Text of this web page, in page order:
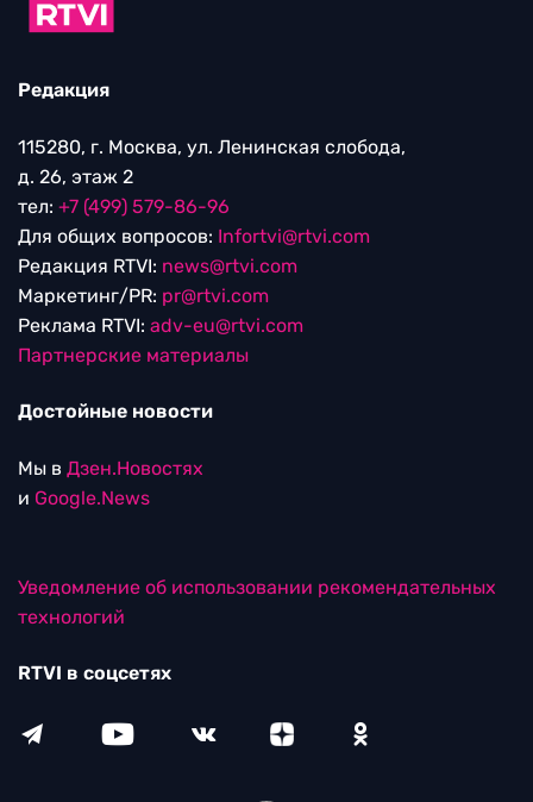
Редакция
115280, г. Москва, ул. Ленинская слобода,
д. 26, этаж 2
тел: +7 (499) 579-86-96
Для общих вопросов: Infortvi@rtvi.com
Редакция RTVI: news@rtvi.com
Маркетинг/PR: pr@rtvi.com
Реклама RTVI: adv-eu@rtvi.com
Партнерские материалы
Достойные новости
Мы в Дзен.Новостях
и Google.News
Уведомление об использовании рекомендательных
технологий
RTVI в соцсетях